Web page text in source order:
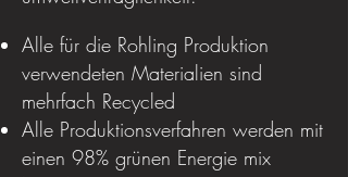
Alle für die Rohling Produktion
verwendeten Materialien sind
mehrfach Recycled
Alle Produktionsverfahren werden mit
einen 98% grünen Energie mix